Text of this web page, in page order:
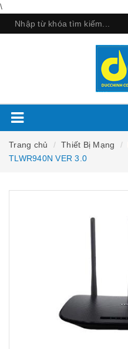
\
Trang chủ Thiết Bị Mạng
TLWR940N VER 3.0